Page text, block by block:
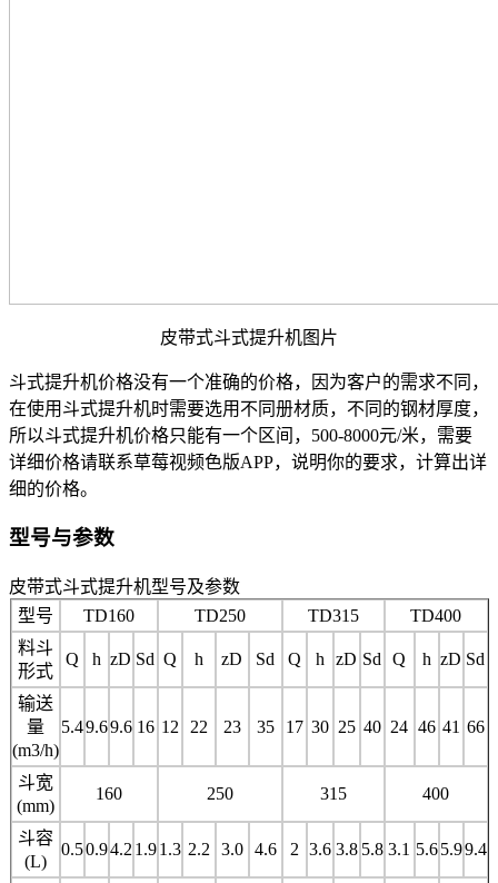
皮带式斗式提升机图片
斗式提升机价格没有一个准确的价格，因为客户的需求不同，
在使用斗式提升机时需要选用不同册材质，不同的钢材厚度，
所以斗式提升机价格只能有一个区间，500-8000元/米，需要
详细价格请联系草莓视频色版APP，说明你的要求，计算出详
细的价格。
型号与参数
皮带式斗式提升机型号及参数
型号
TD160 TD250 TD315
TD400
料斗
形式
Q h zD Sd Q h zD Sd Q h zD Sd Q h zD Sd
输送
量
(m3/h)
5.49.69.6 16 12 22 23 35 17 30 25 40 24 46 41 66
斗宽
(mm)
160 250 315 400
斗容
(L)
0.50.94.2 1.9 1.3 2.2 3.0 4.6 2 3.6 3.8 5.8 3.1 5.6 5.99.4